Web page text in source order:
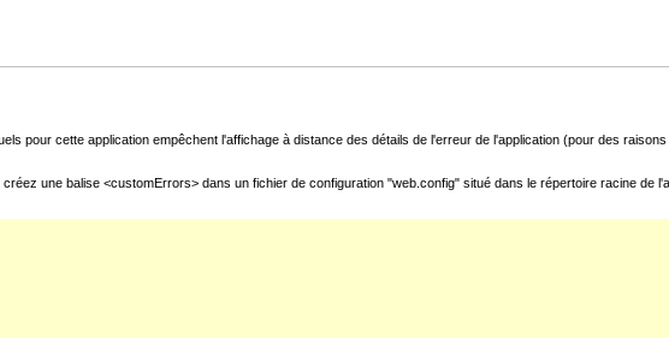
pour cette application empêchent l'affichage à distance des détails de l'erreur de l'application (pour des
une balise <customErrors> dans un fichier de configuration "web.config" situé dans le répertoire racine de